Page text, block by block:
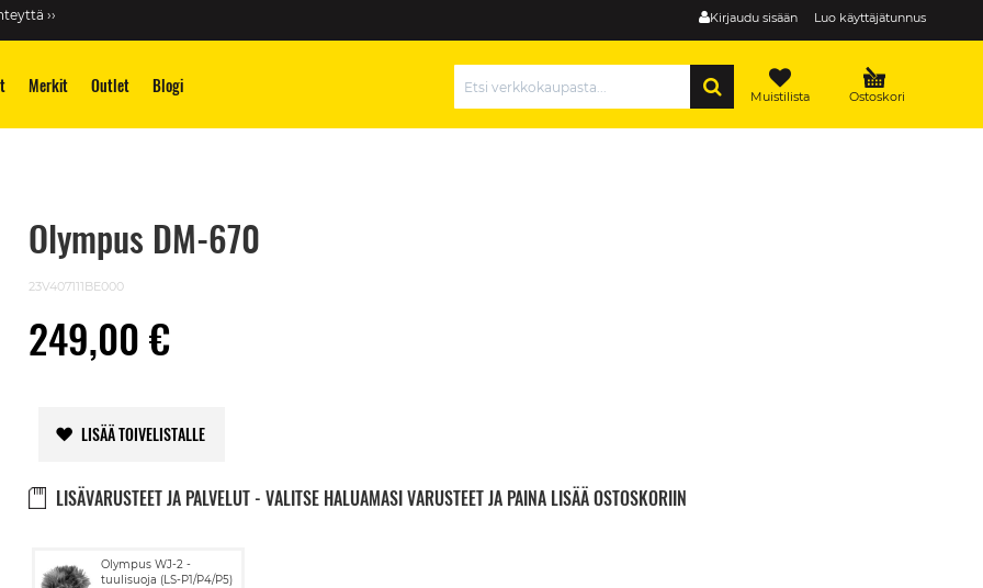
Kirjaudu sisään Luo käyttäjätunnus
››
Merkit Outlet Blogi Ostoskori
Muistilista
Olympus DM-670
23V407111BE000
249,00 €
LISÄÄ TOIVELISTALLE
LISÄVARUSTEET JA PALVELUT - VALITSE HALUAMASI VARUSTEET JA PAINA LISÄÄ OSTOSKORIIN
Olympus WJ-2 -
tuulisuoja (LS-P1/P4/P5)
Lisää
ostoskoriin